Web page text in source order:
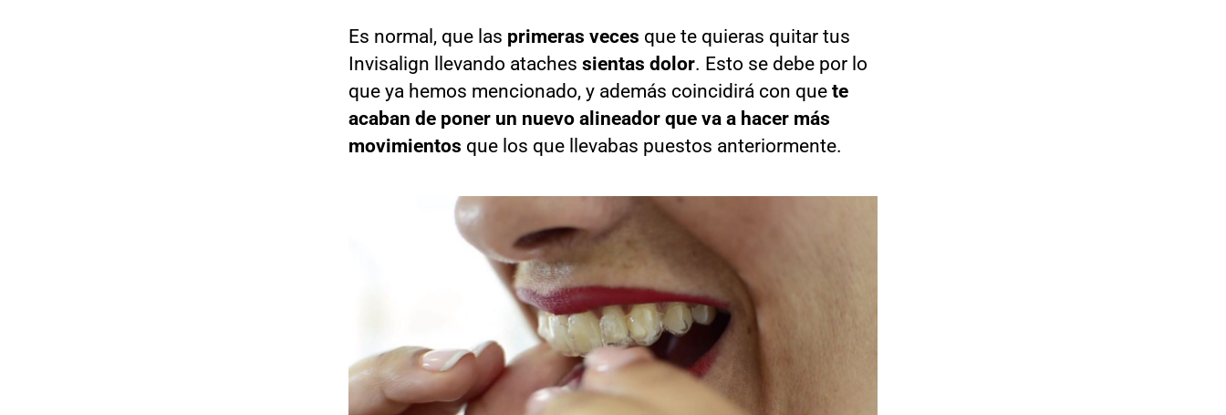
Es normal, que las primeras veces que te quieras quitar tus
Invisalign llevando ataches sientas dolor. Esto se debe por lo
que ya hemos mencionado, y además coincidirá con que te
acaban de poner un nuevo alineador que va a hacer más
movimientos que los que llevabas puestos anteriormente.